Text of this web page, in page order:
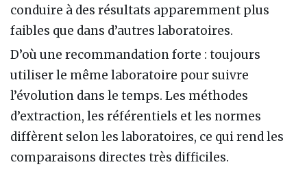
conduire à des résultats apparemment plus
faibles que dans d’autres laboratoires.
D’où une recommandation forte : toujours
utiliser le même laboratoire pour suivre
l’évolution dans le temps. Les méthodes
d’extraction, les référentiels et les normes
diffèrent selon les laboratoires, ce qui rend les
comparaisons directes très difficiles.